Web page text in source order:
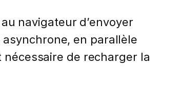
navigateur d’envoyer
en parallèle
nécessaire de recharger la